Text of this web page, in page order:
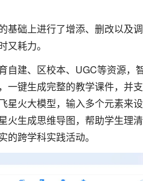
基础上进行了增添、删改以及
耗力。
自建、区校本、UGC等资源，
一键生成完整的教学课件，并
星火大模型，输入多个元素来
生成思维导图，帮助学生理清
跨学科实践活动。